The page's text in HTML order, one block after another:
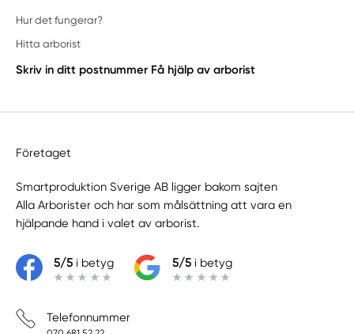
Hur det fungerar?
Hitta arborist
Skriv in ditt postnummer Få hjälp av arborist
Företaget
Smartproduktion Sverige AB ligger bakom sajten
Alla Arborister och har som målsättning att vara en
hjälpande hand i valet av arborist.
5/5i betyg 5/5i betyg
Telefonnummer